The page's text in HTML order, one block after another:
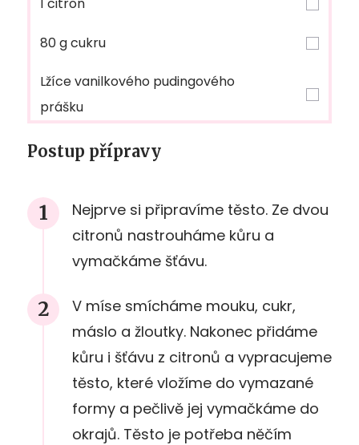
80 g cukru
Lžíce vanilkového pudingového
prášku
Postup přípravy
Nejprve si připravíme těsto. Ze dvou
citronů nastrouháme kůru a
vymačkáme šťávu.
V míse smícháme mouku, cukr,
máslo a žloutky. Nakonec přidáme
kůru i šťávu z citronů a vypracujeme
těsto, které vložíme do vymazané
formy a pečlivě jej vymačkáme do
okrajů. Těsto je potřeba něčím